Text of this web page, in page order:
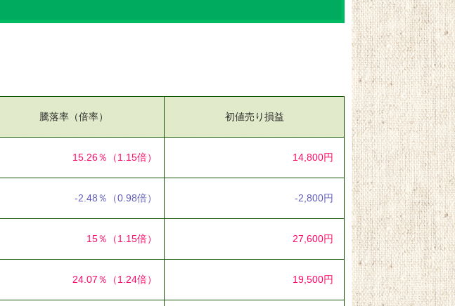
騰落率（倍率） 初値売り損益
15.26％ （1.15倍） 14,800円
-2.48％ （0.98倍） -2,800円
15％ （1.15倍） 27,600円
24.07％ （1.24倍） 19,500円